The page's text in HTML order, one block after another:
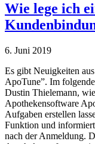
Wie lege ich
6. Juni 2019
Es gibt Neuigkeiten
ApoTune”. Im
Dustin Thielemann,
Apothekensoftware
Aufgaben erstellen
Funktion und
nach der Anmeldung.